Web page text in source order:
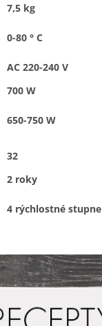
7,5 kg
0-80 ° C
AC 220-240 V
700 W
650-750 W
32
2 roky
4 rýchlostné stupne